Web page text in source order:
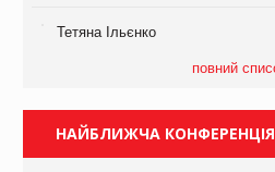
Тетяна Ільєнко
повний
НАЙБЛИЖЧА КОНФЕРЕНЦІЯ